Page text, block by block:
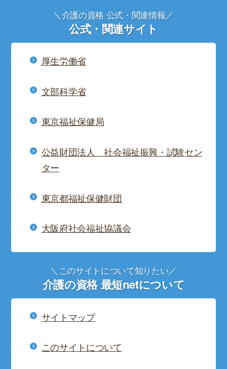
＼介護の資格 公式・関連情報／
公式・関連サイト
厚生労働省
文部科学省
東京福祉保健局
公益財団法人 社会福祉振興・試験セン
ター
東京都福祉保健財団
大阪府社会福祉協議会
＼このサイトについて知りたい／
介護の資格 最短netについて
サイトマップ
このサイトについて